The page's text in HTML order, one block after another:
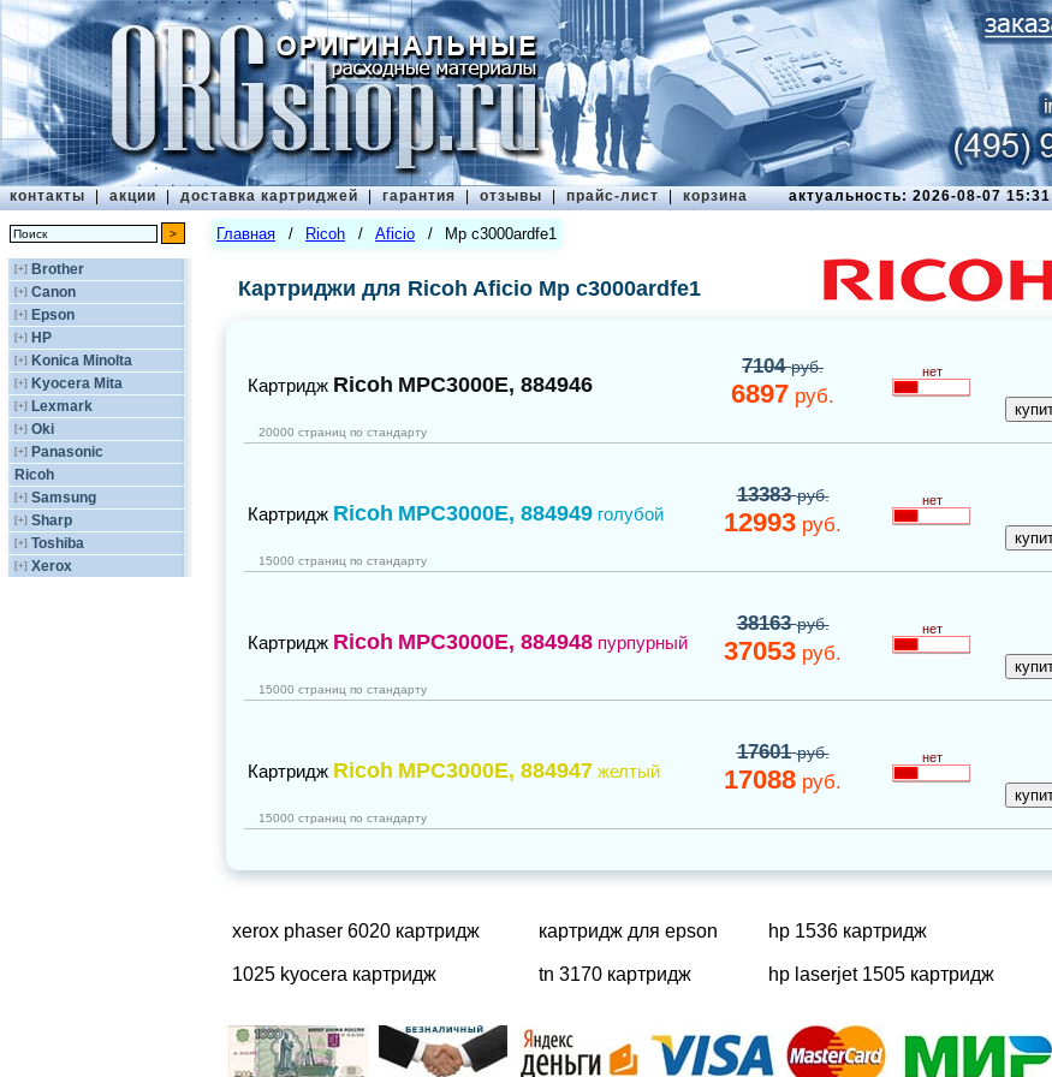
контакты | акции | доставка картриджей | гарантия | отзывы | прайс-лист | корзина актуальность: 2026-08-07 15:31
[+] Brother
[+] Canon
[+] Epson
[+] HP
[+] Konica Minolta
[+] Kyocera Mita
[+] Lexmark
[+] Oki
[+] Panasonic
Ricoh
[+] Samsung
[+] Sharp
[+] Toshiba
[+] Xerox
Главная / Ricoh / Aficio / Mp c3000ardfe1
Картриджи для Ricoh Aficio Mp c3000ardfe1
Картридж Ricoh MPC3000E, 884946
7104руб.
6897 руб.
нет
20000 страниц по стандарту
Картридж Ricoh MPC3000E, 884949 голубой
13383руб.
12993 руб.
нет
15000 страниц по стандарту
Картридж Ricoh MPC3000E, 884948 пурпурный
38163руб.
37053 руб.
нет
15000 страниц по стандарту
Картридж Ricoh MPC3000E, 884947 желтый
17601руб.
17088 руб.
нет
15000 страниц по стандарту
xerox phaser 6020 картридж картридж для epson hp 1536 картридж
1025 kyocera картридж tn 3170 картридж hp laserjet 1505 картридж